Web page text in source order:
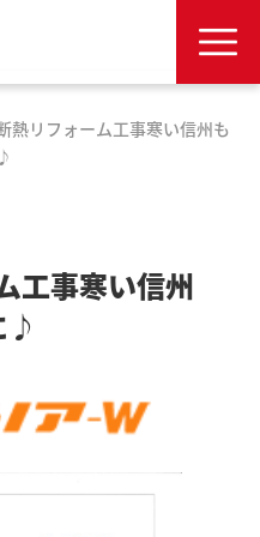
熱リフォーム工事寒い信州も
工事寒い信州
♪